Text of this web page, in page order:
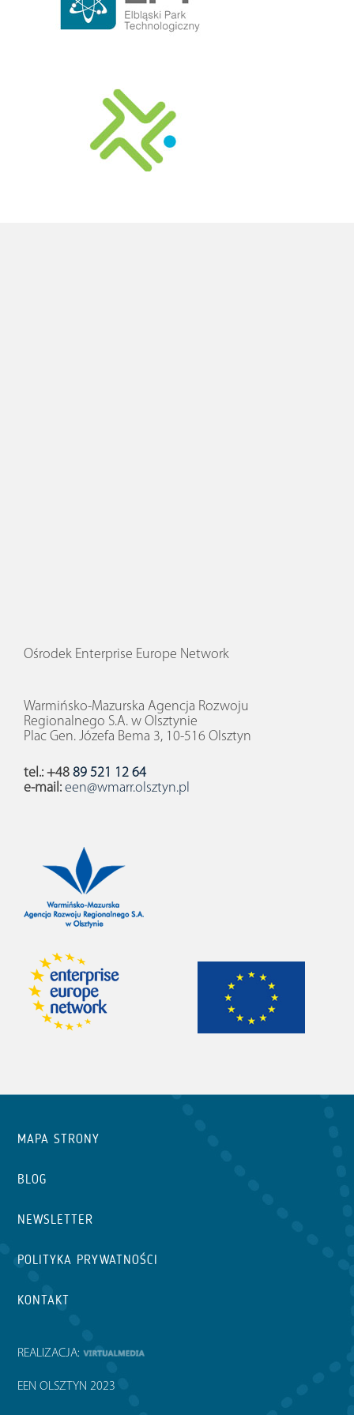
Ośrodek Enterprise Europe Network
Warmińsko-Mazurska Agencja Rozwoju
Regionalnego S.A. w Olsztynie
Plac Gen. Józefa Bema 3, 10-516 Olsztyn
tel.: +48 89 521 12 64
e-mail: een@wmarr.olsztyn.pl
MAPA STRONY
BLOG
NEWSLETTER
POLITYKA PRYWATNOŚCI
KONTAKT
REALIZACJA:
EEN OLSZTYN 2023